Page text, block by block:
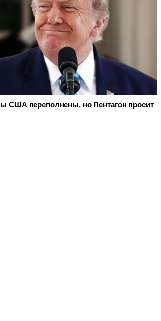
США переполнены, но Пентагон просит